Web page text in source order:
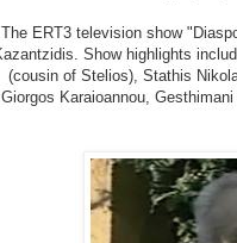
The ERT3 television show
Show highlights
(cousin of Stelios), Stathis
Giorgos Karaioannou,